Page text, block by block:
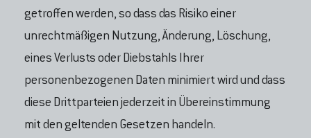
getroffen werden, so dass das Risiko einer
unrechtmäßigen Nutzung, Änderung, Löschung,
eines Verlusts oder Diebstahls Ihrer
personenbezogenen Daten minimiert wird und dass
diese Drittparteien jederzeit in Übereinstimmung
mit den geltenden Gesetzen handeln.